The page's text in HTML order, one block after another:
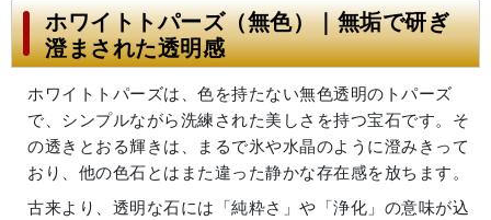
ホワイトトパーズ（無色）｜無垢で研ぎ
澄まされた透明感
ホワイトトパーズは、色を持たない無色透明のトパーズ
で、シンプルながら洗練された美しさを持つ宝石です。そ
の透きとおる輝きは、まるで氷や水晶のように澄みきって
おり、他の色石とはまた違った静かな存在感を放ちます。
古来より、透明な石には「純粋さ」や「浄化」の意味が込